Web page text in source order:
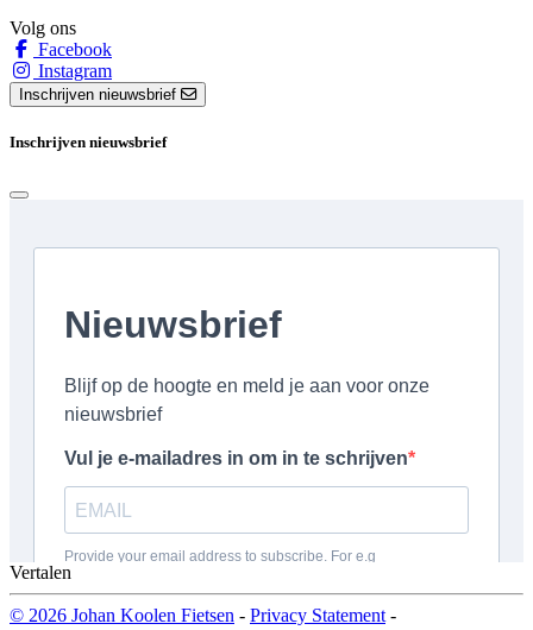
Volg ons
Facebook
Instagram
Inschrijven nieuwsbrief
Inschrijven nieuwsbrief
Vertalen
© 2026 Johan Koolen Fietsen - Privacy Statement -